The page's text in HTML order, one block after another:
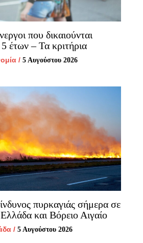
που δικαιούνται
έτων – Τα κριτήρια
/ 5 Αυγούστου 2026
πυρκαγιάς σήμερα σε
και Βόρειο Αιγαίο
/ 5 Αυγούστου 2026